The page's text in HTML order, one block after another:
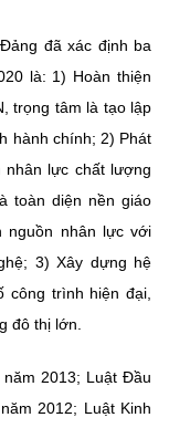
đã xác định ba
là: 1) Hoàn thiện
trọng tâm là tạo lập
hành chính; 2) Phát
nhân lực chất lượng
toàn diện nền giáo
nguồn nhân lực với
3) Xây dựng hệ
công trình hiện đại,
đô thị lớn.
2013; Luật Đầu
2012; Luật Kinh